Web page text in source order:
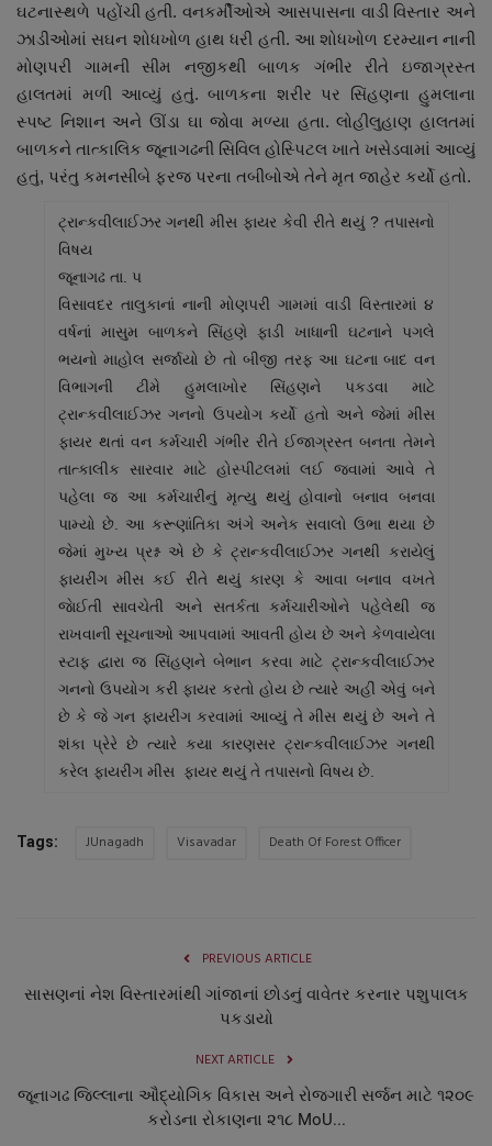
ઘટનાસ્થળે પહોંચી હતી. વનકર્મીઓએ આસપાસના વાડી વિસ્તાર અને
ઝાડીઓમાં સઘન શોધખોળ હાથ ધરી હતી. આ શોધખોળ દરમ્યાન નાની
મોણપરી ગામની સીમ નજીકથી બાળક ગંભીર રીતે ઇજાગ્રસ્ત
હાલતમાં મળી આવ્યું હતું. બાળકના શરીર પર સિંહણના હુમલાના
સ્પષ્ટ નિશાન અને ઊંડા ઘા જોવા મળ્યા હતા. લોહીલુહાણ હાલતમાં
બાળકને તાત્કાલિક જૂનાગઢની સિવિલ હોસ્પિટલ ખાતે ખસેડવામાં આવ્યું
હતું, પરંતુ કમનસીબે ફરજ પરના તબીબોએ તેને મૃત જાહેર કર્યો હતો.
ટ્રાન્કવીલાઈઝર ગનથી મીસ ફાયર કેવી રીતે થયું ? તપાસનો
વિષય
જૂનાગઢ તા. પ
વિસાવદર તાલુકાનાં નાની મોણપરી ગામમાં વાડી વિસ્તારમાં ૪
વર્ષનાં માસુમ બાળકને સિંહણે ફાડી ખાધાની ઘટનાને પગલે
ભયનો માહોલ સર્જાયો છે તો બીજી તરફ આ ઘટના બાદ વન
વિભાગની ટીમે હુમલાખોર સિંહણને પકડવા માટે
ટ્રાન્કવીલાઈઝર ગનનો ઉપયોગ કર્યો હતો અને જેમાં મીસ
ફાયર થતાં વન કર્મચારી ગંભીર રીતે ઈજાગ્રસ્ત બનતા તેમને
તાત્કાલીક સારવાર માટે હોસ્પીટલમાં લઈ જવામાં આવે તે
પહેલા જ આ કર્મચારીનું મૃત્યુ થયું હોવાનો બનાવ બનવા
પામ્યો છે. આ કરૂણાંતિકા અંગે અનેક સવાલો ઉભા થયા છે
જેમાં મુખ્ય પ્રશ્ન એ છે કે ટ્રાન્કવીલાઈઝર ગનથી કરાયેલું
ફાયરીંગ મીસ કઈ રીતે થયું કારણ કે આવા બનાવ વખતે
જાેઈતી સાવચેતી અને સતર્કતા કર્મચારીઓને પહેલેથી જ
રાખવાની સૂચનાઓ આપવામાં આવતી હોય છે અને કેળવાયેલા
સ્ટાફ દ્વારા જ સિંહણને બેભાન કરવા માટે ટ્રાન્કવીલાઈઝર
ગનનો ઉપયોગ કરી ફાયર કરતો હોય છે ત્યારે અહીં એવું બને
છે કે જે ગન ફાયરીંગ કરવામાં આવ્યું તે મીસ થયું છે અને તે
શંકા પ્રેરે છે ત્યારે કયા કારણસર ટ્રાન્કવીલાઈઝર ગનથી
કરેલ ફાયરીંગ મીસ ફાયર થયું તે તપાસનો વિષય છે.
Tags: JUnagadh Visavadar Death Of Forest Officer
PREVIOUS ARTICLE
સાસણનાં નેશ વિસ્તારમાંથી ગાંજાનાં છોડનું વાવેતર કરનાર પશુપાલક
પકડાયો
NEXT ARTICLE
જૂનાગઢ જિલ્લાના ઔદ્યોગિક વિકાસ અને રોજગારી સર્જન માટે ૧૨૦૯
કરોડના રોકાણના ૨૧૮ MoU...